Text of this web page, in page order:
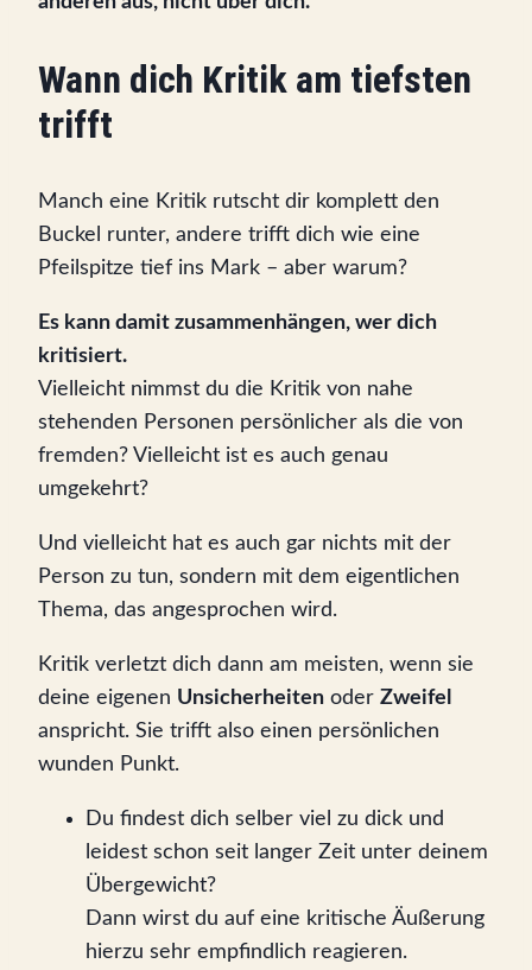
Wann dich Kritik am tiefsten
trifft
Manch eine Kritik rutscht dir komplett den
Buckel runter, andere trifft dich wie eine
Pfeilspitze tief ins Mark – aber warum?
Es kann damit zusammenhängen, wer dich
kritisiert.
Vielleicht nimmst du die Kritik von nahe
stehenden Personen persönlicher als die von
fremden? Vielleicht ist es auch genau
umgekehrt?
Und vielleicht hat es auch gar nichts mit der
Person zu tun, sondern mit dem eigentlichen
Thema, das angesprochen wird.
Kritik verletzt dich dann am meisten, wenn sie
deine eigenen Unsicherheiten oder Zweifel
anspricht. Sie trifft also einen persönlichen
wunden Punkt.
Du findest dich selber viel zu dick und
leidest schon seit langer Zeit unter deinem
Übergewicht?
Dann wirst du auf eine kritische Äußerung
hierzu sehr empfindlich reagieren.